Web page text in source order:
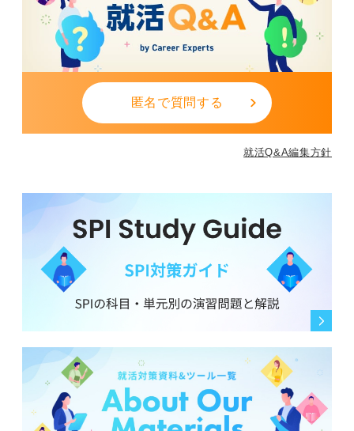
匿名で質問する
就活Q&A編集方針